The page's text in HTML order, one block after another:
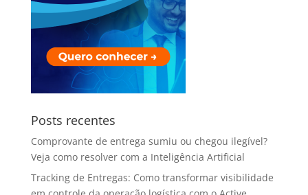
Posts recentes
Comprovante de entrega sumiu ou chegou ilegível?
Veja como resolver com a Inteligência Artificial
Tracking de Entregas: Como transformar visibilidade